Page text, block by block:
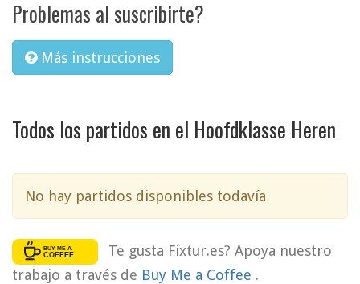
Problemas al suscribirte?
Más instrucciones
Todos los partidos en el Hoofdklasse Heren
No hay partidos disponibles todavía
Te gusta Fixtur.es? Apoya nuestro
trabajo a través de Buy Me a Coffee .